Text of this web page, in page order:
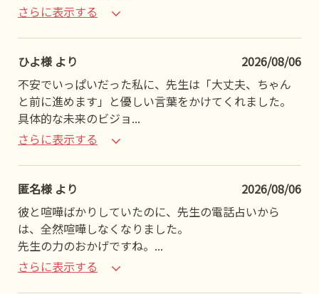
さらに表示する
ひよ様 より
2026/08/06
不安でいっぱいだった私に、先生は「大丈夫、ちゃん
と前に進めます」と優しい言葉をかけてくれました。
具体的な未来のビジョ...
さらに表示する
匿名様 より
2026/08/06
彼と喧嘩ばかりしていたのに、先生の電話占いから
は、全然喧嘩しなくなりました。
先生の力のおかげですね。 ...
さらに表示する